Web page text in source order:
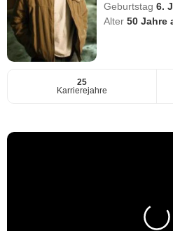
Geburtstag6.
Alter50 Jahre
25
Karrierejahre